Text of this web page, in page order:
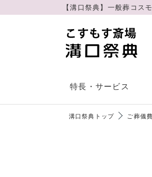
【溝⼝祭典】一般葬コス
特長・サービス
溝⼝祭典トップ ご葬儀